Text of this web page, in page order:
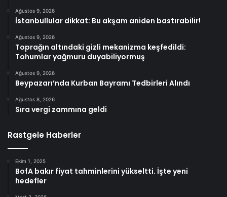
Ağustos 9, 2026
İstanbullular dikkat: Bu akşam aniden bastırabilir!
Ağustos 9, 2026
Toprağın altındaki gizli mekanizma keşfedildi:
Tohumlar yağmuru duyabiliyormuş
Ağustos 9, 2026
Beypazarı’nda Kurban Bayramı Tedbirleri Alındı
Ağustos 8, 2026
Sıra vergi zammına geldi
Rastgele Haberler
Ekim 1, 2025
BofA bakır fiyat tahminlerini yükseltti. İşte yeni
hedefler